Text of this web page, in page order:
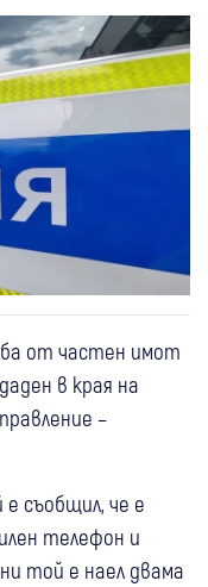
от частен имот
в края на
–
съобщил, че е
телефон и
той е наел двама